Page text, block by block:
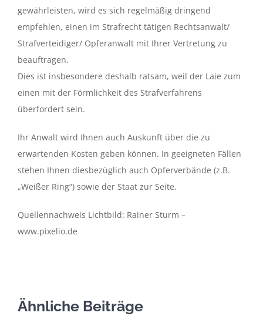
gewährleisten, wird es sich regelmäßig dringend
empfehlen, einen im Strafrecht tätigen Rechtsanwalt/
Strafverteidiger/ Opferanwalt mit Ihrer Vertretung zu
beauftragen.
Dies ist insbesondere deshalb ratsam, weil der Laie zum
einen mit der Förmlichkeit des Strafverfahrens
überfordert sein.
Ihr Anwalt wird Ihnen auch Auskunft über die zu
erwartenden Kosten geben können. In geeigneten Fällen
stehen Ihnen diesbezüglich auch Opferverbände (z.B.
„Weißer Ring“) sowie der Staat zur Seite.
Quellennachweis Lichtbild: Rainer Sturm –
www.pixelio.de
Ähnliche Beiträge